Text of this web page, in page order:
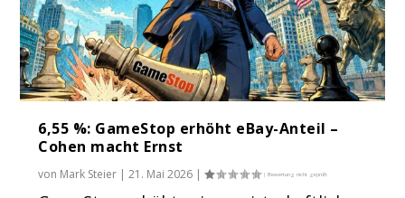
6,55 %: GameStop erhöht eBay-Anteil –
Cohen macht Ernst
von Mark Steier |21. Mai 2026 |